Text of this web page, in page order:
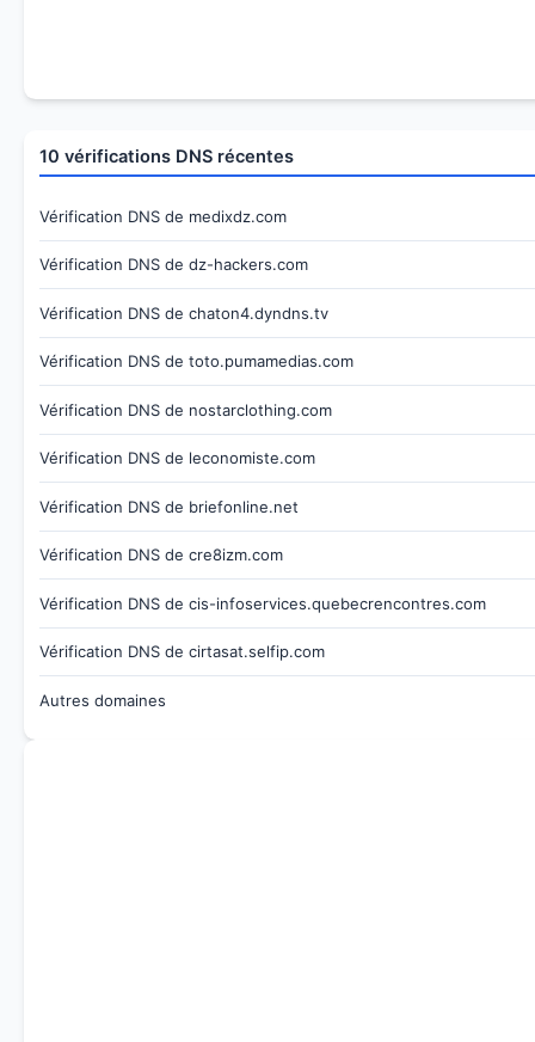
10 vérifications DNS récentes
Vérification DNS de medixdz.com
Vérification DNS de dz-hackers.com
Vérification DNS de chaton4.dyndns.tv
Vérification DNS de toto.pumamedias.com
Vérification DNS de nostarclothing.com
Vérification DNS de leconomiste.com
Vérification DNS de briefonline.net
Vérification DNS de cre8izm.com
Vérification DNS de cis-infoservices.quebecrencontres.com
Vérification DNS de cirtasat.selfip.com
Autres domaines